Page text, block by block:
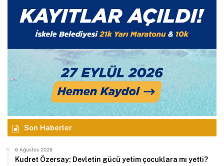
Son Haberler
6 Ağustos 2026
Kudret Özersay: Devletin gücü yetim çocuklara mı yetti?